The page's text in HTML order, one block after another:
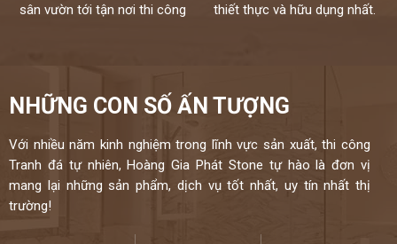
sân vườn tới tận nơi thi công
thiết thực và hữu dụng nhất.
NHỮNG CON SỐ ẤN TƯỢNG
Với nhiều năm kinh nghiệm trong lĩnh vực sản xuất, thi công
Tranh đá tự nhiên, Hoàng Gia Phát Stone tự hào là đơn vị
mang lại những sản phẩm, dịch vụ tốt nhất, uy tín nhất thị
trường!